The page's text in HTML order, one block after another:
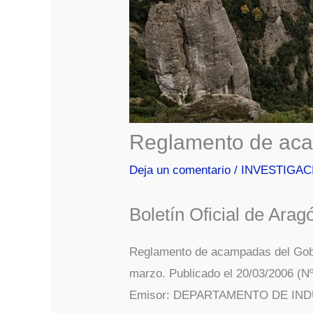
Reglamento de
Deja un comentario /
Boletín Oficial de
Reglamento de acampadas del
marzo. Publicado el 20/03/2006
Emisor: DEPARTAMENTO DE